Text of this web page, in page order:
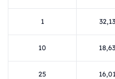
1
10
25